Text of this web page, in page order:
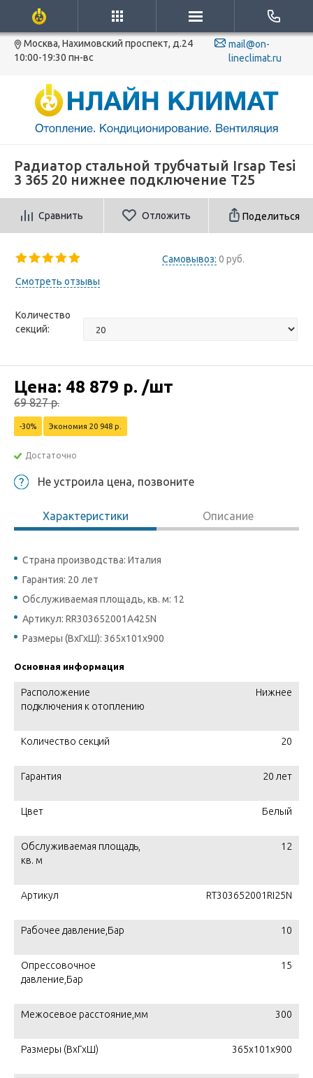
Москва, Нахимовский проспект, д.24
10:00-19:30 пн-вс
mail@on-
lineclimat.ru
Радиатор стальной трубчатый Irsap Tesi
3 365 20 нижнее подключение T25
Сравнить Отложить Поделиться
Самовывоз: 0 руб.
Смотреть отзывы
Количество
секций:
Цена: 48 879 р. /шт
69 827р.
-30% Экономия 20 948 р.
Достаточно
Не устроила цена, позвоните
Характеристики Описание
Страна производства: Италия
Гарантия: 20 лет
Обслуживаемая площадь, кв. м: 12
Артикул: RR303652001A425N
Размеры (ВхГхШ): 365х101х900
Основная информация
Расположение
подключения к отоплению
Нижнее
Количество секций 20
Гарантия 20 лет
Цвет Белый
Обслуживаемая площадь,
кв. м
12
Артикул RT303652001RI25N
Рабочее давление,Бар 10
Опрессовочное
давление,Бар
15
Межосевое расстояние,мм 300
Размеры (ВхГхШ) 365х101х900